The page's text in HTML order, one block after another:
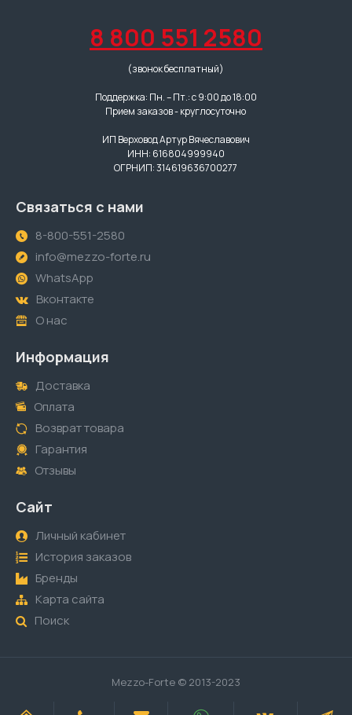
8 800 551 2580
(звонок бесплатный)
Поддержка: Пн. – Пт.: с 9:00 до 18:00
Прием заказов - круглосуточно
ИП Верховод Артур Вячеславович
ИНН: 616804999940
ОГРНИП: 314619636700277
Связаться с нами
8-800-551-2580
info@mezzo-forte.ru
WhatsApp
Вконтакте
О нас
Информация
Доставка
Оплата
Возврат товара
Гарантия
Отзывы
Сайт
Личный кабинет
История заказов
Бренды
Карта сайта
Поиск
Mezzo-Forte © 2013-2023